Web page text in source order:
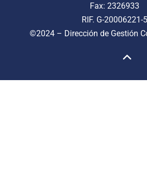
Fax: 2326933
RIF. G-20006221-5
©2024 – Dirección de Gestión